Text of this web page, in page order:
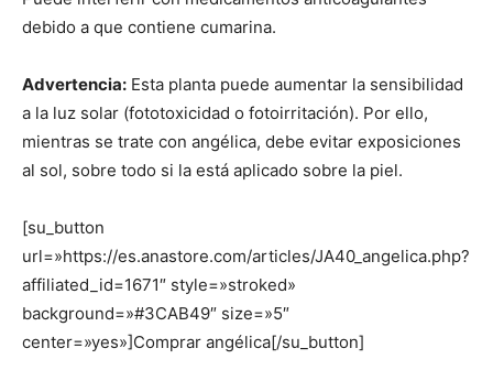
debido a que contiene cumarina.
Advertencia: Esta planta puede aumentar la sensibilidad
a la luz solar (fototoxicidad o fotoirritación). Por ello,
mientras se trate con angélica, debe evitar exposiciones
al sol, sobre todo si la está aplicado sobre la piel.
[su_button
url=»https://es.anastore.com/articles/JA40_angelica.php?
affiliated_id=1671″ style=»stroked»
background=»#3CAB49″ size=»5″
center=»yes»]Comprar angélica[/su_button]